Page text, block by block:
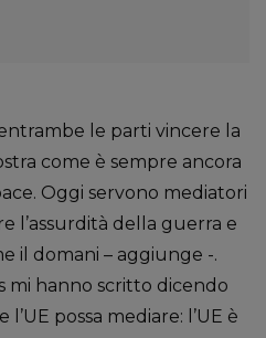
le parti vincere la
come è sempre ancora
Oggi servono mediatori
l’assurdità della guerra e
il domani – aggiunge -.
mi hanno scritto dicendo
possa mediare: l’UE è